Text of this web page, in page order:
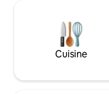
magnifiques Meramec
rivières environnantes.
Leonard Wood sont
quelques kilomètres
vous accueillir !
Cuisine